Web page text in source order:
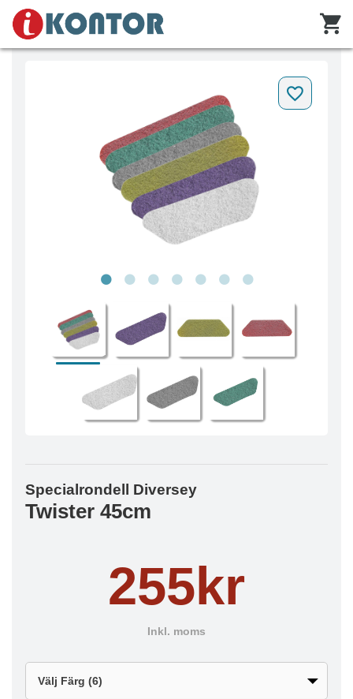
Specialrondell Diversey
Twister 45cm
255kr
Inkl. moms